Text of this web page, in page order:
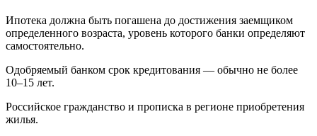
Ипотека должна быть погашена до достижения заемщиком
определенного возраста, уровень которого банки определяют
самостоятельно.
Одобряемый банком срок кредитования — обычно не более
10–15 лет.
Российское гражданство и прописка в регионе приобретения
жилья.